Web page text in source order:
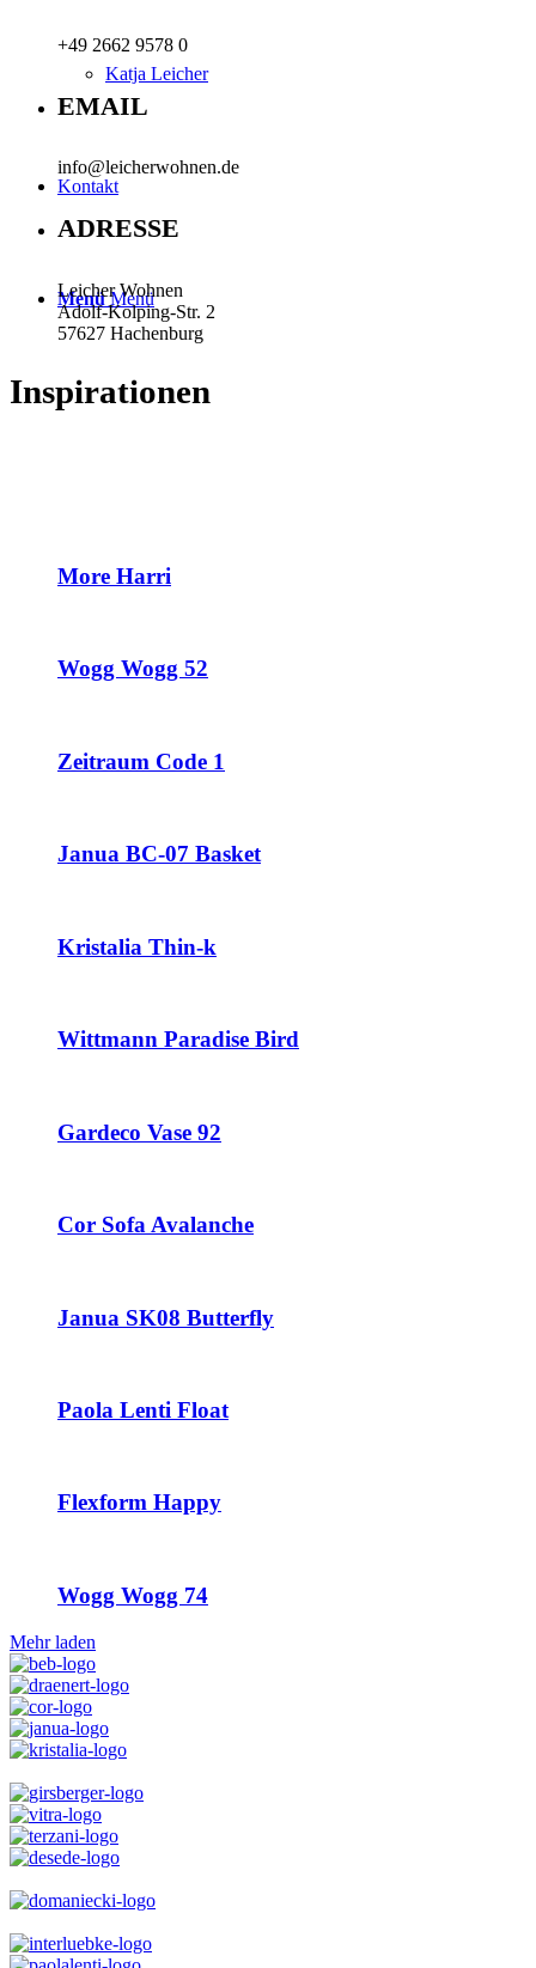
Katja Leicher
Kontakt
Menü Menü
+49 2662 9578 0
EMAIL
info@leicherwohnen.de
ADRESSE
Leicher Wohnen
Adolf-Kolping-Str. 2
57627 Hachenburg
Inspirationen
More Harri
Wogg Wogg 52
Zeitraum Code 1
Janua BC-07 Basket
Kristalia Thin-k
Wittmann Paradise Bird
Gardeco Vase 92
Cor Sofa Avalanche
Janua SK08 Butterfly
Paola Lenti Float
Flexform Happy
Wogg Wogg 74
Mehr laden